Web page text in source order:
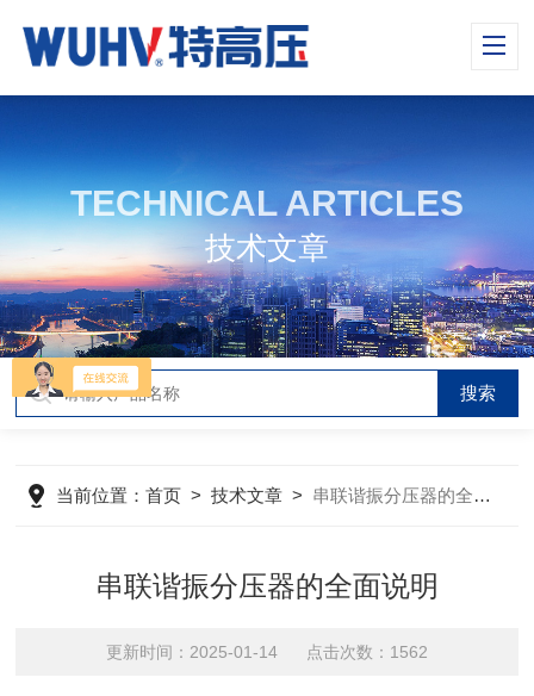
TECHNICAL ARTICLES
技术文章
当前位置：首页 >技术文章 > 串联谐振分压器的全面说明
串联谐振分压器的全面说明
更新时间：2025-01-14 点击次数：1562